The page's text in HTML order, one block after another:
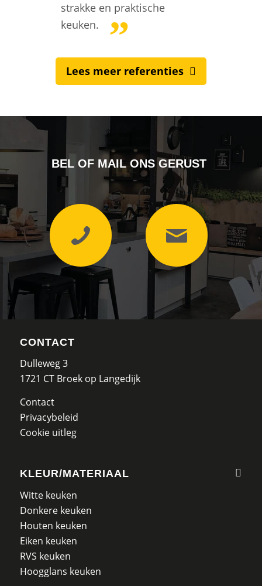
strakke en praktische
keuken.
Lees meer referenties
BEL OF MAIL ONS GERUST
CONTACT
Dulleweg 3
1721 CT Broek op Langedijk
Contact
Privacybeleid
Cookie uitleg
KLEUR/MATERIAAL
Witte keuken
Donkere keuken
Houten keuken
Eiken keuken
RVS keuken
Hoogglans keuken